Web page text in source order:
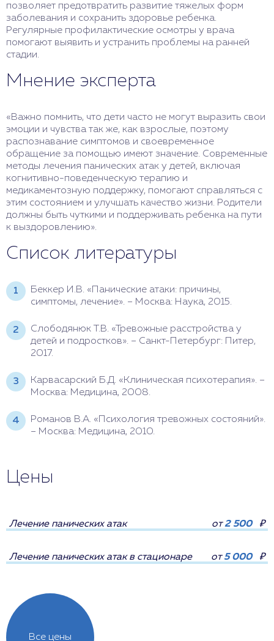
позволяет предотвратить развитие тяжелых форм
заболевания и сохранить здоровье ребенка.
Регулярные профилактические осмотры у врача
помогают выявить и устранить проблемы на ранней
стадии.
Мнение эксперта
«Важно помнить, что дети часто не могут выразить свои
эмоции и чувства так же, как взрослые, поэтому
распознавание симптомов и своевременное
обращение за помощью имеют значение. Современные
методы лечения панических атак у детей, включая
когнитивно-поведенческую терапию и
медикаментозную поддержку, помогают справляться с
этим состоянием и улучшать качество жизни. Родители
должны быть чуткими и поддерживать ребенка на пути
к выздоровлению».
Список литературы
Беккер И.В. «Панические атаки: причины,
симптомы, лечение». – Москва: Наука, 2015.
Слободянюк Т.В. «Тревожные расстройства у
детей и подростков». – Санкт-Петербург: Питер,
2017.
Карвасарский Б.Д. «Клиническая психотерапия». –
Москва: Медицина, 2008.
Романов В.А. «Психология тревожных состояний».
– Москва: Медицина, 2010.
Цены
Все цены
Лечение панических атак от2 500 ₽
Лечение панических атак в стационаре от5 000 ₽